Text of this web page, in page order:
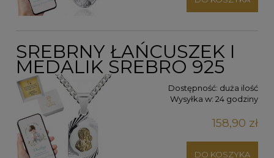
SREBRNY ŁAŃCUSZEK I
MEDALIK SREBRO 925
Dostępność: duża ilość
Wysyłka w: 24 godziny
158,90 zł
DO KOSZYKA